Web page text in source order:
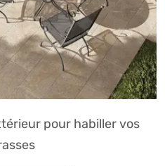
pour habiller vos